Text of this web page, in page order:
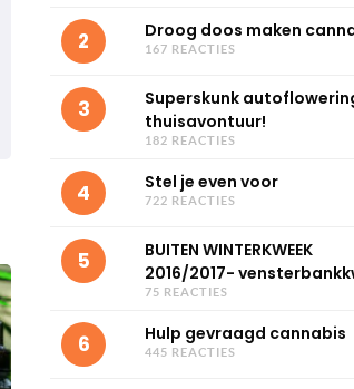
2 Droog doos maken
167 REACTIES
3
Superskunk
thuisavontuur!
182 REACTIES
4 Stel je even voor
722 REACTIES
5
BUITEN WINTERKWEEK
2016/2017-
75 REACTIES
6 Hulp gevraagd cannabis
445 REACTIES